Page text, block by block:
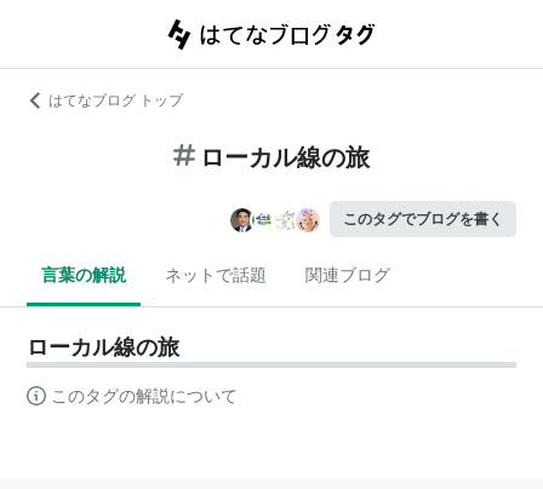
はてなブログ トップ
ローカル線の旅
このタグでブログを書く
言葉の解説 ネットで話題 関連ブログ
ローカル線の旅
このタグの解説について